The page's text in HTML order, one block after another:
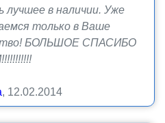
в наличии. Уже
только в Ваше
БОЛЬШОЕ СПАСИБО
, 12.02.2014